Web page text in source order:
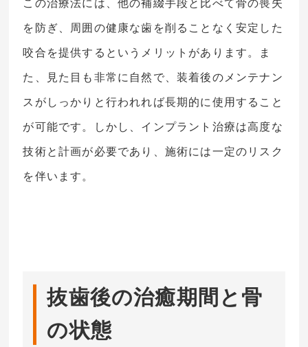
この治療法には、他の補綴手段と比べて骨の喪失
を防ぎ、周囲の健康な歯を削ることなく安定した
咬合を提供するというメリットがあります。ま
た、見た目も非常に自然で、装着後のメンテナン
スがしっかりと行われれば長期的に使用すること
が可能です。しかし、インプラント治療は高度な
技術と計画が必要であり、施術には一定のリスク
を伴います。
抜歯後の治癒期間と骨
の状態